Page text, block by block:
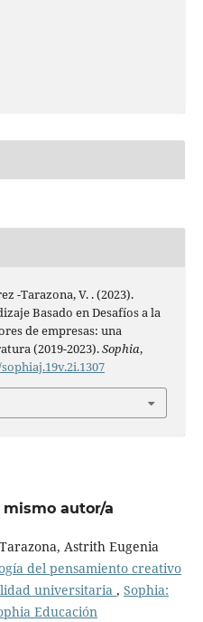
-Tarazona, V. . (2023).
Basado en Desafíos a la
de empresas: una
(2019-2023).Sophia,
autor/a
Astrith Eugenia
del pensamiento creativo
universitaria , Sophia:
Educación